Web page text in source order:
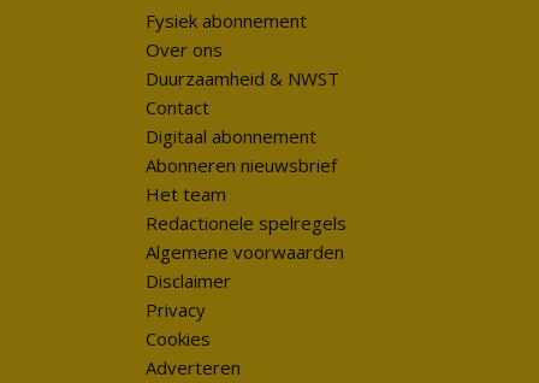
Fysiek abonnement
Over ons
Duurzaamheid & NWST
Contact
Digitaal abonnement
Abonneren nieuwsbrief
Het team
Redactionele spelregels
Algemene voorwaarden
Disclaimer
Privacy
Cookies
Adverteren